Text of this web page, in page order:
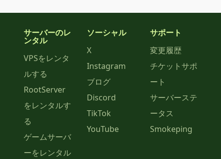
サーバーのレ
ンタル
VPSをレンタ
ルする
RootServer
をレンタルす
る
ゲームサーバ
ーをレンタル
ソーシャル
X
Instagram
ブログ
Discord
TikTok
YouTube
サポート
変更履歴
チケットサポ
ート
サーバーステ
ータス
Smokeping